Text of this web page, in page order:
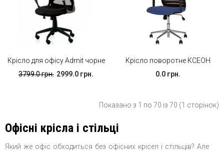
Крісло для офісу Admit чорне
3799.0 грн. 2999.0 грн.
Крісло поворотне КСЕОН
0.0 грн.
Показано з 1 по 70 із 70 (1 сторінок)
Офісні крісла і стільці
Який же офіс обходиться без офісних крісел і стільців? Але